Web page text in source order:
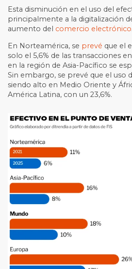
Esta disminución en el uso del
principalmente a la digitalización
aumento del comercio electrónico
En Norteamérica, se prevé que el
solo el 5,6% de las transacciones
en la región de Asia-Pacífico se
Sin embargo, se prevé que el uso
siendo alto en Medio Oriente y
América Latina, con un 23,6%.